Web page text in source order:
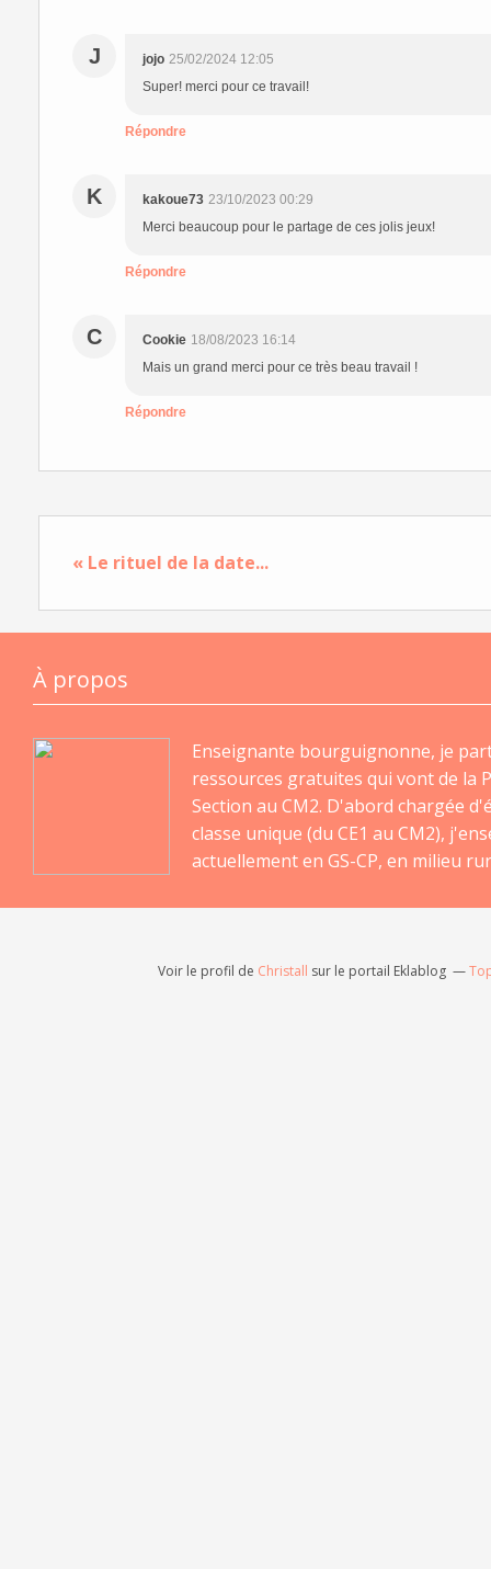
J jojo 25/02/2024 12:05
Super! merci pour ce travail!
Répondre
K kakoue73 23/10/2023 00:29
Merci beaucoup pour le partage de ces jolis jeux!
Répondre
C Cookie 18/08/2023 16:14
Mais un grand merci pour ce très beau travail !
Répondre
« Le rituel de la date...
À propos
Enseignante bourguignonne, je
ressources gratuites qui vont de la
Section au CM2. D'abord chargée
classe unique (du CE1 au CM2),
actuellement en GS-CP, en milieu
Voir le profil de Christall sur le portail Eklablog